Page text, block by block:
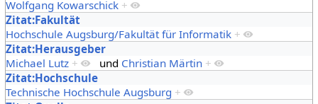
Wolfgang Kowarschick +
Zitat:Fakultät
Hochschule Augsburg/Fakultät für Informatik +
Zitat:Herausgeber
Michael Lutz + und Christian Märtin +
Zitat:Hochschule
Technische Hochschule Augsburg +